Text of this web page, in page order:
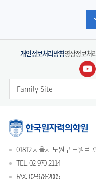
개인정보처리방침영상정보처
Family Site
01812 서울시 노원구 노원로
TEL. 02-970-2114
FAX. 02-978-2005